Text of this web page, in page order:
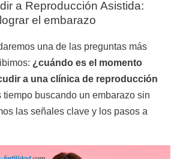
a Reproducción Asistida:
el embarazo
una de las preguntas más
¿cuándo es el momento
a una clínica de reproducción
tiempo buscando un embarazo sin
las señales clave y los pasos a